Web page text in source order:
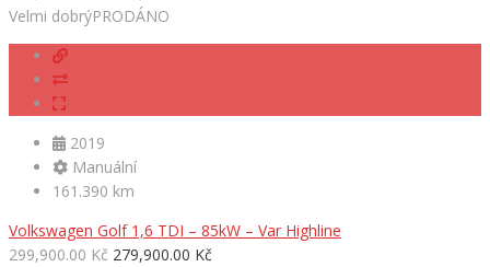
Velmi dobrýPRODÁNO
2019
Manuální
161.390 km
Volkswagen Golf 1,6 TDI – 85kW – Var Highline
299,900.00 Kč 279,900.00 Kč